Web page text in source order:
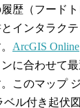
歴（フード
インタラク
ArcGIS Online
に合わせて
このマップ
ベル付き起伏